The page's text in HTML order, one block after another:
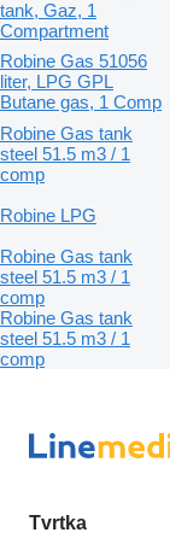
tank, Gaz, 1
Compartment
Robine Gas 51056
liter, LPG GPL
Butane gas, 1 Comp
Robine Gas tank
steel 51.5 m3 / 1
comp
Robine LPG
Robine Gas tank
steel 51.5 m3 / 1
comp
Robine Gas tank
steel 51.5 m3 / 1
comp
Tvrtka